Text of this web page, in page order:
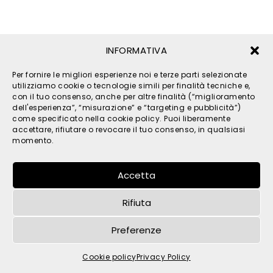
INFORMATIVA
Per fornire le migliori esperienze noi e terze parti selezionate
utilizziamo cookie o tecnologie simili per finalità tecniche e,
con il tuo consenso, anche per altre finalità (“miglioramento
dell'esperienza”, “misurazione” e “targeting e pubblicità”)
come specificato nella cookie policy. Puoi liberamente
accettare, rifiutare o revocare il tuo consenso, in qualsiasi
momento.
Accetta
Rifiuta
Preferenze
Cookie policyPrivacy Policy
© 2026 TPM s.r.l. - All Rights Reserved - C.F. e P. IVA
IT05121480262 -privacy-cookies- by